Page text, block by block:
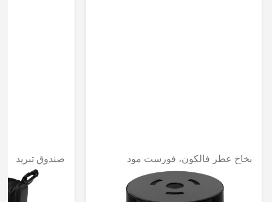
بخاخ عطر فالكون، فورست مود
غير متوفر حاليا
صندوق تبريد